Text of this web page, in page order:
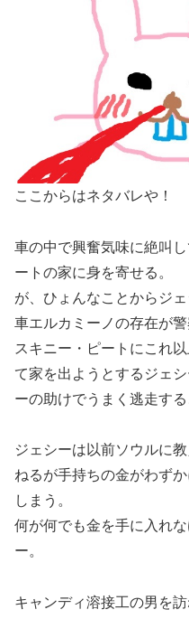
ここからはネタバレや！
車の中で興奮気味に絶叫
ートの家に身を寄せる。
が、ひょんなことからジ
車エルカミーノの存在が警
スキニー・ピートにこれ
て家を出ようとするジェ
ーの助けでうまく逃走する
ジェシーは以前ソウルに
ねるが手持ちの金がわず
しまう。
何が何でも金を手に入れ
ー。
キャンディ溶接工の男を訪